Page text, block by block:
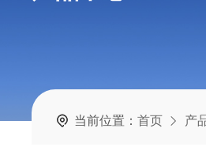
当前位置：首页 产